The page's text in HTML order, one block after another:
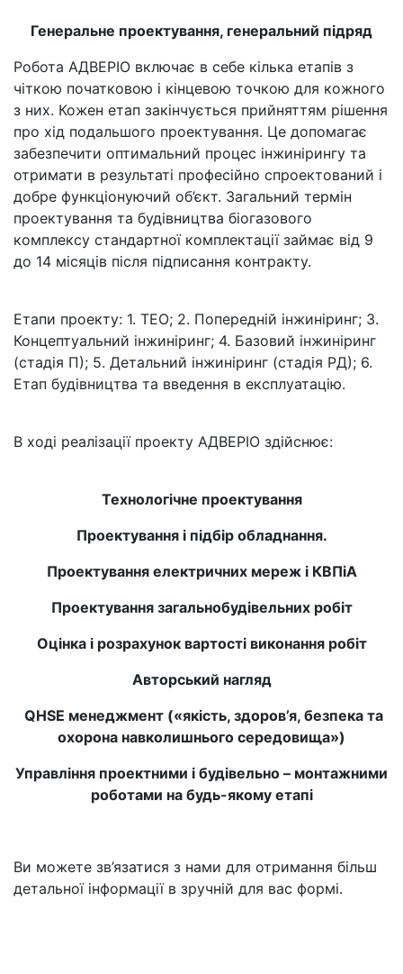
Генеральне проектування, генеральний підряд
Робота АДВЕРІО включає в себе кілька етапів з
чіткою початковою і кінцевою точкою для кожного
з них. Кожен етап закінчується прийняттям рішення
про хід подальшого проектування. Це допомагає
забезпечити оптимальний процес інжинірингу та
отримати в результаті професійно спроектований і
добре функціонуючий об’єкт. Загальний термін
проектування та будівництва біогазового
комплексу стандартної комплектації займає від 9
до 14 місяців після підписання контракту.
Етапи проекту: 1. ТЕО; 2. Попередній інжиніринг; 3.
Концептуальний інжиніринг; 4. Базовий інжиніринг
(стадія П); 5. Детальний інжиніринг (стадія РД); 6.
Етап будівництва та введення в експлуатацію.
В ході реалізації проекту АДВЕРІО здійснює:
Технологічне проектування
Проектування і підбір обладнання.
Проектування електричних мереж і КВПіА
Проектування загальнобудівельних робіт
Оцінка і розрахунок вартості виконання робіт
Авторський нагляд
QHSE менеджмент («якість, здоров’я, безпека та
охорона навколишнього середовища»)
Управління проектними і будівельно – монтажними
роботами на будь-якому етапі
Ви можете зв’язатися з нами для отримання більш
детальної інформації в зручній для вас формі.